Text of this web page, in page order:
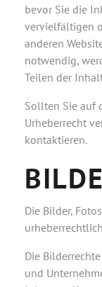
bevor Sie die
vervielfältigen
anderen
notwendig,
Teilen der
Sollten Sie auf
Urheberrecht
kontaktieren.
Die Bilder,
Die
und